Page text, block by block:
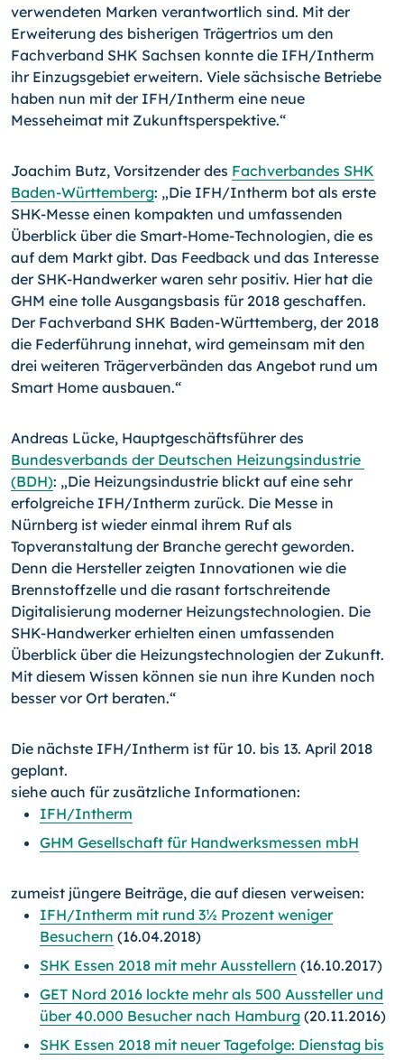
verwendeten Marken verantwortlich sind. Mit der
Erwei­terung des bisherigen Trägertrios um den
Fachverband SHK Sachsen konnte die IFH/Intherm
ihr Einzugsgebiet erweitern. Viele sächsische Betriebe
haben nun mit der IFH/Intherm eine neue
Messeheimat mit Zukunftsperspektive.“
Joachim Butz, Vorsitzender des Fachverbandes SHK
Baden-Württemberg: „Die IFH/In­therm bot als erste
SHK-Messe einen kompakten und umfassenden
Überblick über die Smart-Home-Technologien, die es
auf dem Markt gibt. Das Feedback und das Interes­se
der SHK-Handwerker waren sehr positiv. Hier hat die
GHM eine tolle Ausgangsbasis für 2018 geschaffen.
Der Fachverband SHK Baden-Württemberg, der 2018
die Feder­führung innehat, wird gemeinsam mit den
drei weiteren Trägerverbänden das Angebot rund um
Smart Home ausbauen.“
Andreas Lücke, Hauptgeschäftsführer des
Bundesverbands der Deutschen Heizungs­industrie
(BDH): „Die Heizungsindustrie blickt auf eine sehr
erfolgreiche IFH/Intherm zurück. Die Messe in
Nürnberg ist wieder einmal ihrem Ruf als
Topveranstaltung der Branche gerecht geworden.
Denn die Hersteller zeigten Innovationen wie die
Brenn­stoffzelle und die rasant fortschreitende
Digitalisierung moderner Heizungstechnolo­gien. Die
SHK-Handwerker erhielten einen umfassenden
Überblick über die Heizungs­technologien der Zukunft.
Mit diesem Wissen können sie nun ihre Kunden noch
bes­ser vor Ort beraten.“
Die nächste IFH/Intherm ist für 10. bis 13. April 2018
geplant.
siehe auch für zusätzliche Informationen:
IFH/Intherm
GHM Gesellschaft für Handwerksmessen mbH
zumeist jüngere Beiträge, die auf diesen verweisen:
IFH/In­therm mit rund 3½ Prozent weniger
Besuchern (16.04.2018)
SHK Essen 2018 mit mehr Ausstellern (16.10.2017)
GET Nord 2016 lockte mehr als 500 Aussteller und
über 40.000 Besucher nach Hamburg (20.11.2016)
SHK Essen 2018 mit neuer Tagefolge: Dienstag bis